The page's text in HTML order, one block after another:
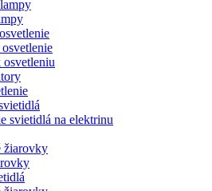
osvetleniu
svietidlá na elektrinu
žiarovky